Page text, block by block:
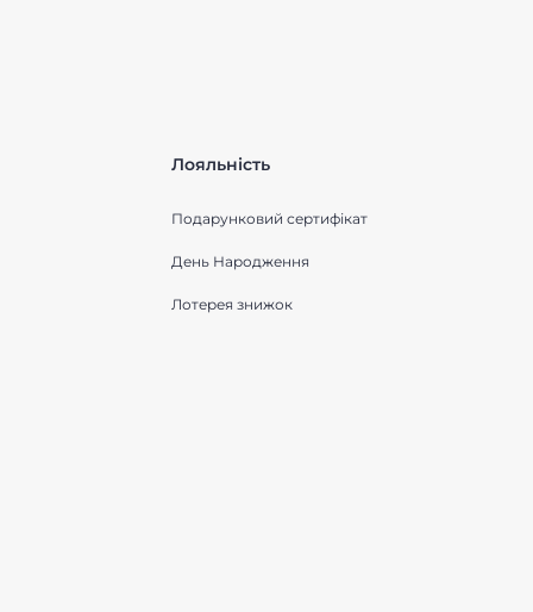
Лояльність
Подарунковий сертифікат
День Народження
Лотерея знижок